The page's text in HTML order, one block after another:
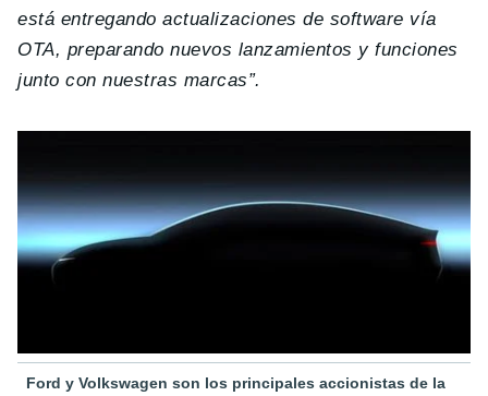
está entregando actualizaciones de software vía
OTA, preparando nuevos lanzamientos y funciones
junto con nuestras marcas”.
Ford y Volkswagen son los principales accionistas de la